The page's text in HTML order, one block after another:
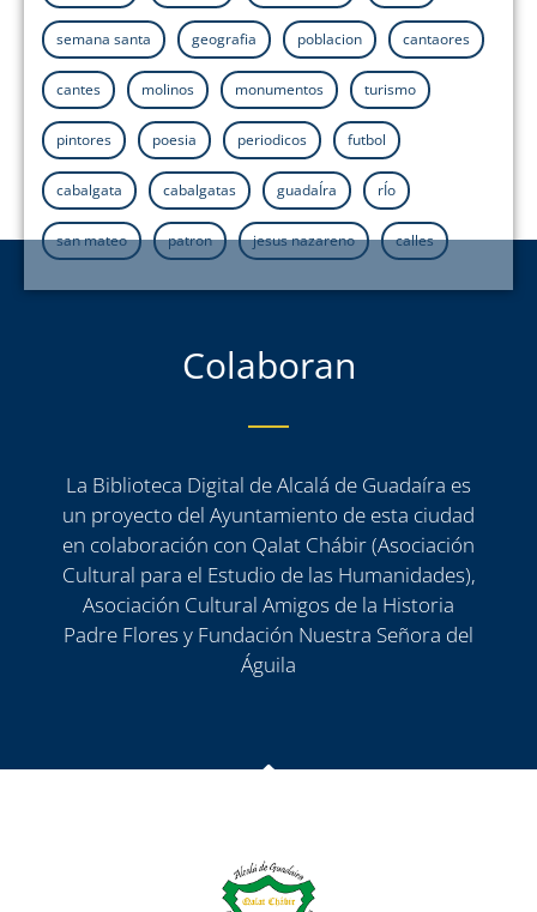
semana santa geografia poblacion cantaores
cantes molinos monumentos turismo
pintores poesia periodicos futbol
cabalgata cabalgatas guadaÍra rÍo
san mateo patron jesus nazareno calles
Colaboran
La Biblioteca Digital de Alcalá de Guadaíra es
un proyecto del Ayuntamiento de esta ciudad
en colaboración con Qalat Chábir (Asociación
Cultural para el Estudio de las Humanidades),
Asociación Cultural Amigos de la Historia
Padre Flores y Fundación Nuestra Señora del
Águila